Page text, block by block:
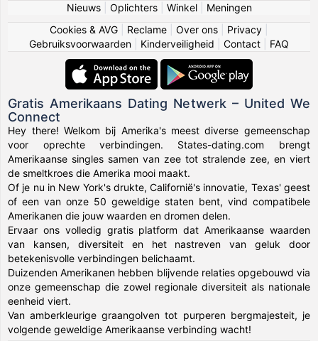
Nieuws| Oplichters| Winkel| Meningen
Cookies & AVG
Reclame Over ons Privacy
Gebruiksvoorwaarden
Kinderveiligheid Contact FAQ
Gratis Amerikaans Dating Netwerk – United We
Connect
Hey there! Welkom bij Amerika's meest diverse gemeenschap
voor oprechte verbindingen. States-dating.com brengt
Amerikaanse singles samen van zee tot stralende zee, en viert
de smeltkroes die Amerika mooi maakt.
Of je nu in New York's drukte, Californië's innovatie, Texas' geest
of een van onze 50 geweldige staten bent, vind compatibele
Amerikanen die jouw waarden en dromen delen.
Ervaar ons volledig gratis platform dat Amerikaanse waarden
van kansen, diversiteit en het nastreven van geluk door
betekenisvolle verbindingen belichaamt.
Duizenden Amerikanen hebben blijvende relaties opgebouwd via
onze gemeenschap die zowel regionale diversiteit als nationale
eenheid viert.
Van amberkleurige graangolven tot purperen bergmajesteit, je
volgende geweldige Amerikaanse verbinding wacht!